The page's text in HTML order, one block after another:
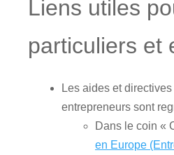
Liens utiles
particuliers et
Les aides et
entrepreneurs sont
Dans le coin «
en Europe